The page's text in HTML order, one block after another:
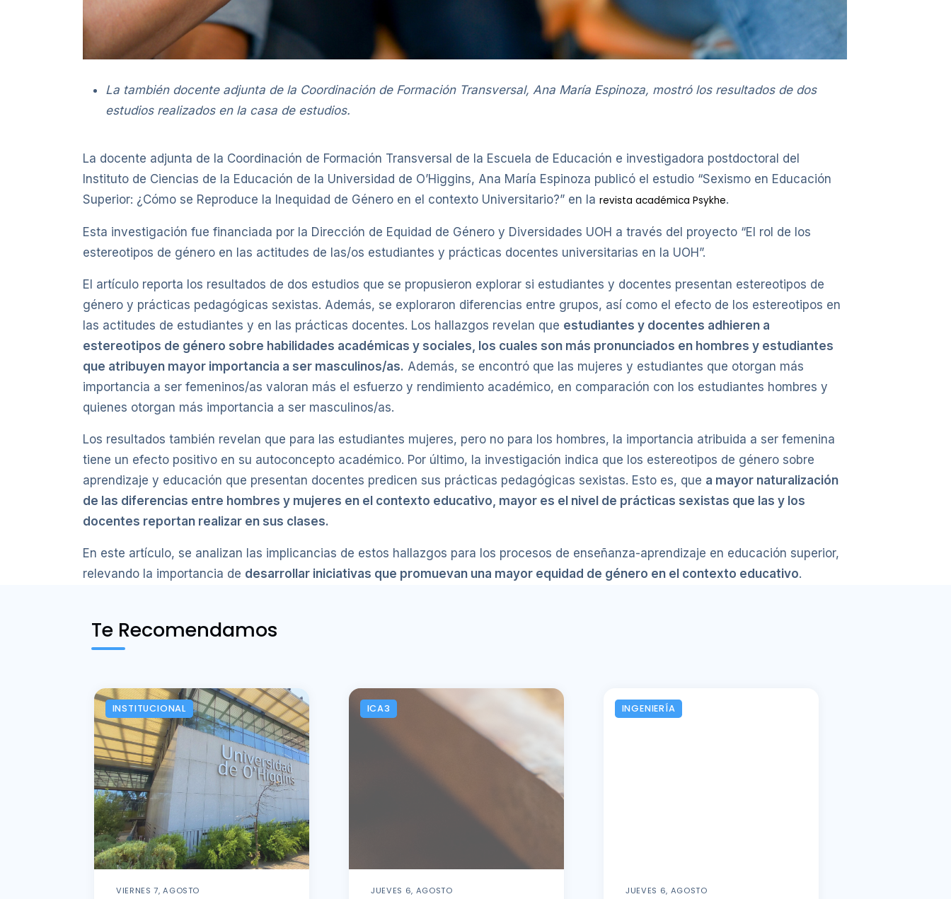
La también docente adjunta de la Coordinación de Formación Transversal, Ana María Espinoza, mostró los resultados de dos
estudios realizados en la casa de estudios.
La docente adjunta de la Coordinación de Formación Transversal de la Escuela de Educación e investigadora postdoctoral del
Instituto de Ciencias de la Educación de la Universidad de O’Higgins, Ana María Espinoza publicó el estudio “Sexismo en Educación
Superior: ¿Cómo se Reproduce la Inequidad de Género en el contexto Universitario?” en la revista académica Psykhe.
Esta investigación fue financiada por la Dirección de Equidad de Género y Diversidades UOH a través del proyecto “El rol de los
estereotipos de género en las actitudes de las/os estudiantes y prácticas docentes universitarias en la UOH”.
El artículo reporta los resultados de dos estudios que se propusieron explorar si estudiantes y docentes presentan estereotipos de
género y prácticas pedagógicas sexistas. Además, se exploraron diferencias entre grupos, así como el efecto de los estereotipos en
las actitudes de estudiantes y en las prácticas docentes. Los hallazgos revelan que estudiantes y docentes adhieren a
estereotipos de género sobre habilidades académicas y sociales, los cuales son más pronunciados en hombres y estudiantes
que atribuyen mayor importancia a ser masculinos/as. Además, se encontró que las mujeres y estudiantes que otorgan más
importancia a ser femeninos/as valoran más el esfuerzo y rendimiento académico, en comparación con los estudiantes hombres y
quienes otorgan más importancia a ser masculinos/as.
Los resultados también revelan que para las estudiantes mujeres, pero no para los hombres, la importancia atribuida a ser femenina
tiene un efecto positivo en su autoconcepto académico. Por último, la investigación indica que los estereotipos de género sobre
aprendizaje y educación que presentan docentes predicen sus prácticas pedagógicas sexistas. Esto es, que a mayor naturalización
de las diferencias entre hombres y mujeres en el contexto educativo, mayor es el nivel de prácticas sexistas que las y los
docentes reportan realizar en sus clases.
En este artículo, se analizan las implicancias de estos hallazgos para los procesos de enseñanza-aprendizaje en educación superior,
relevando la importancia de desarrollar iniciativas que promuevan una mayor equidad de género en el contexto educativo.
Te Recomendamos
INSTITUCIONAL
VIERNES 7, AGOSTO
ICA3
JUEVES 6, AGOSTO
INGENIERÍA
JUEVES 6, AGOSTO